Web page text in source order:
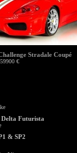
Stradale Coupé
€
Futurista
& SP2